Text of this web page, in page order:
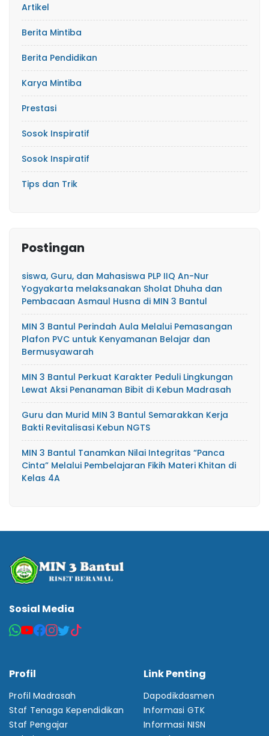
Artikel
Berita Mintiba
Berita Pendidikan
Karya Mintiba
Prestasi
Sosok Inspiratif
Sosok Inspiratif
Tips dan Trik
Postingan
siswa, Guru, dan Mahasiswa PLP IIQ An-Nur
Yogyakarta melaksanakan Sholat Dhuha dan
Pembacaan Asmaul Husna di MIN 3 Bantul
MIN 3 Bantul Perindah Aula Melalui Pemasangan
Plafon PVC untuk Kenyamanan Belajar dan
Bermusyawarah
MIN 3 Bantul Perkuat Karakter Peduli Lingkungan
Lewat Aksi Penanaman Bibit di Kebun Madrasah
Guru dan Murid MIN 3 Bantul Semarakkan Kerja
Bakti Revitalisasi Kebun NGTS
MIN 3 Bantul Tanamkan Nilai Integritas “Panca
Cinta” Melalui Pembelajaran Fikih Materi Khitan di
Kelas 4A
Sosial Media
Profil
Profil Madrasah
Staf Tenaga Kependidikan
Staf Pengajar
Link Penting
Dapodikdasmen
Informasi GTK
Informasi NISN